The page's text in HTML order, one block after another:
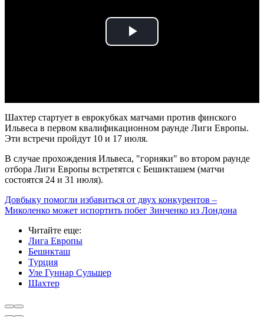
Play
Шахтер стартует в еврокубках матчами против финского
Ильвеса в первом квалификационном раунде Лиги Европы.
Эти встречи пройдут 10 и 17 июля.
В случае прохождения Ильвеса, "горняки" во втором раунде
отбора Лиги Европы встретятся с Бешикташем (матчи
состоятся 24 и 31 июля).
Довбыку помогли избавиться от двух конкурентов –
Миколенко может испортить побег Зинченко из Лондона
Читайте еще:
Лига Европы
Бешикташ
Турция
Уле Гуннар Сульшер
Шахтер